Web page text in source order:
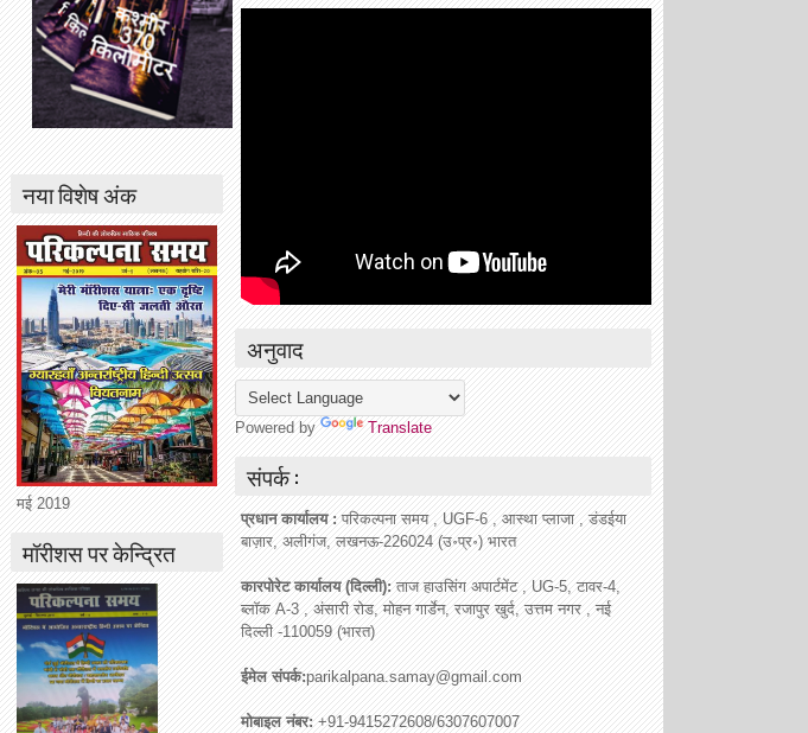
अनुवाद
Powered by Translate
संपर्क :
प्रधान कार्यालय :परिकल्पना समय , UGF-6 , आस्था प्लाजा , डंडईया
बाज़ार, अलीगंज, लखनऊ-226024 (उ॰प्र॰) भारत
कारपोरेट कार्यालय (दिल्ली):ताज हाउसिंग अपार्टमेंट , UG-5, टावर-4,
ब्लॉक A-3 , अंसारी रोड, मोहन गार्डेन, रजापुर खुर्द, उत्तम नगर , नई
दिल्ली -110059 (भारत)
ईमेल संपर्क:parikalpana.samay@gmail.com
मोबाइल नंबर:+91-9415272608/6307607007
नया विशेष अंक
मई 2019
मॉरीशस पर केन्द्रित